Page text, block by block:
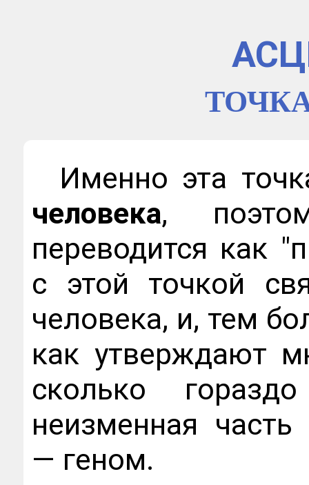
Именно эта
человека,
переводится как
с этой точкой
человека, и, тем
как утверждают
сколько
неизменная
— геном.